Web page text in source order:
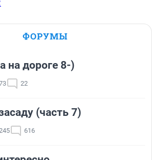
ФОРУМЫ
на дороге 8-)
22
(часть 7)
616